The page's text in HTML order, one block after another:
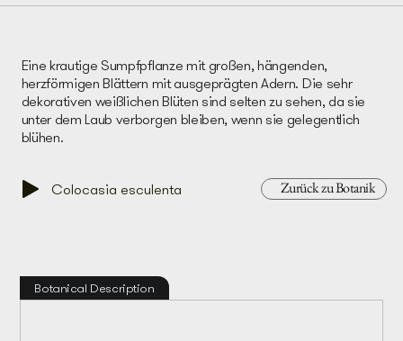
Eine krautige Sumpfpflanze mit großen, hängenden,
herzförmigen Blättern mit ausgeprägten Adern. Die sehr
dekorativen weißlichen Blüten sind selten zu sehen, da sie
unter dem Laub verborgen bleiben, wenn sie gelegentlich
blühen.
Colocasia esculenta Zurück zu Botanik
Botanical Description